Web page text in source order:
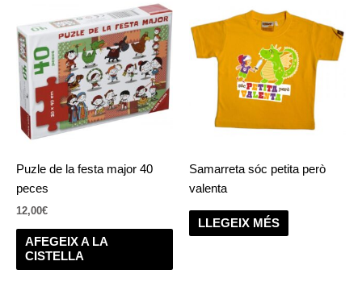
Puzle de la festa major 40
peces
12,00€
AFEGEIX A LA
CISTELLA
Samarreta sóc petita però
valenta
LLEGEIX MÉS